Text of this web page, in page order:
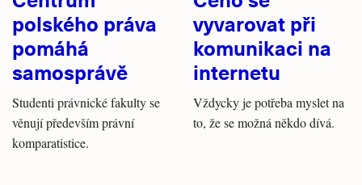
polského práva
pomáhá
samosprávě
Studenti právnické fakulty se
věnují především právní
komparatistice.
vyvarovat při
komunikaci na
internetu
Vždycky je potřeba myslet na
to, že se možná někdo dívá.